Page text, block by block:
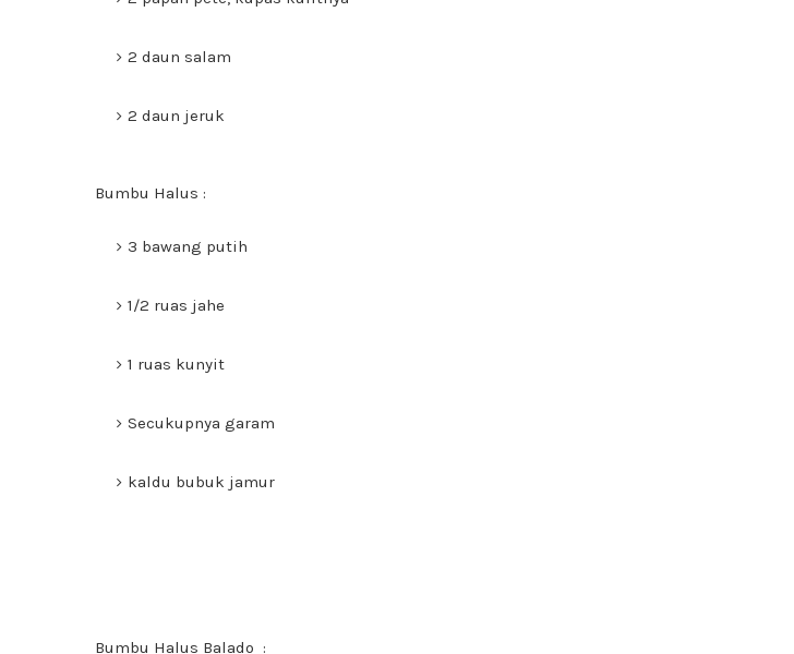
2 daun salam
2 daun jeruk
Bumbu Halus :
3 bawang putih
1/2 ruas jahe
1 ruas kunyit
Secukupnya garam
kaldu bubuk jamur
Bumbu Halus Balado :